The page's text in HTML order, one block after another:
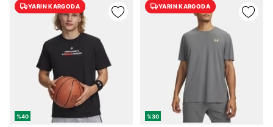
%40
YARIN KARGODA
%30
YARIN KARGODA
Giriş Yap Kayıt Ol
E-posta
Şifre
göster